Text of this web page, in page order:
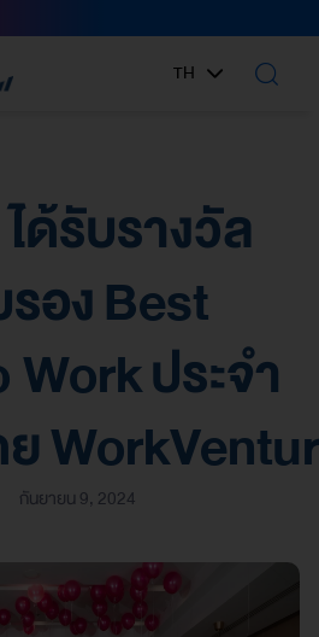
TH
EN
ด้รับรางวัล
อง Best
ประจำ
กันยายน 9, 2024